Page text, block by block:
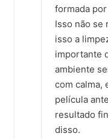
formada
Isso não se
isso a
importante
ambiente
com calma,
película
resultado
disso.